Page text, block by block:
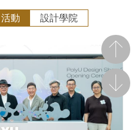
活動 設計學院
前
後一